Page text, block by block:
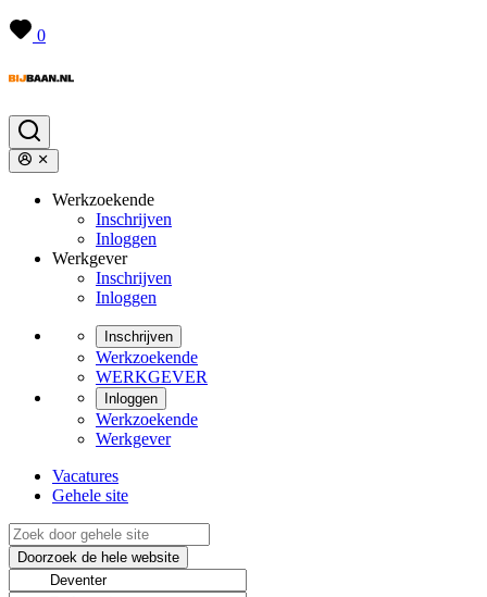
0
Werkzoekende
Inschrijven
Inloggen
Werkgever
Inschrijven
Inloggen
Inschrijven
Werkzoekende
WERKGEVER
Inloggen
Werkzoekende
Werkgever
Vacatures
Gehele site